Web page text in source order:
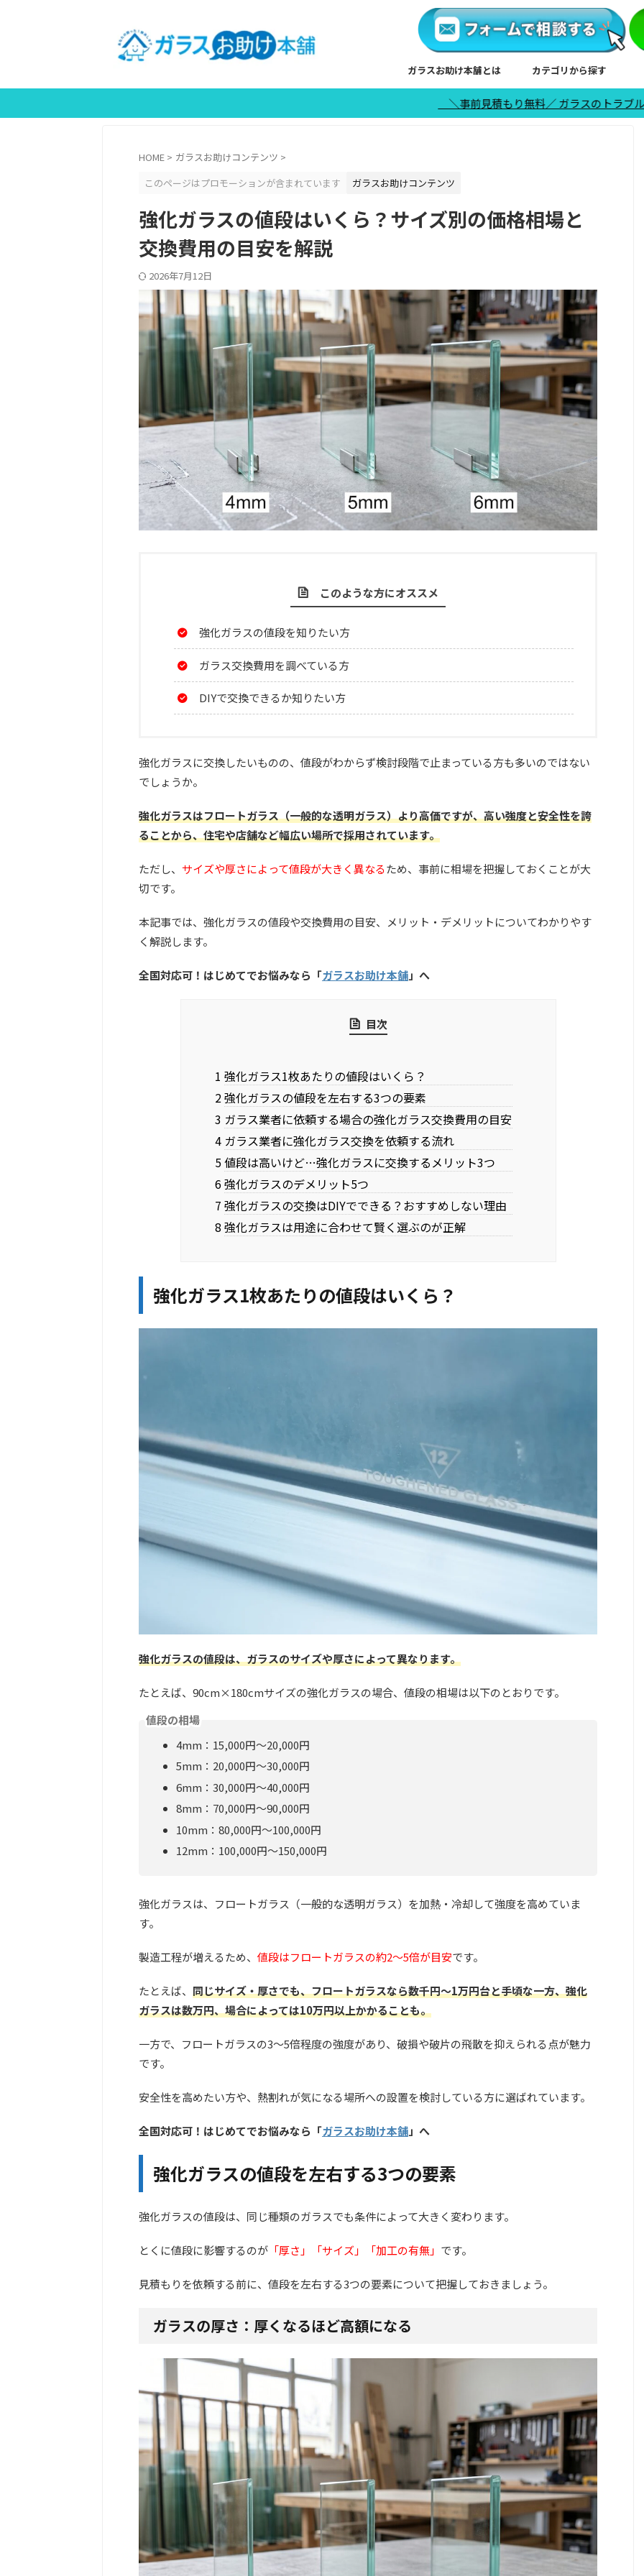
ガラスお助け本舗とは カテゴリから探す
＼事前見積もり無料／ ガラスのトラブルは日本全国対応
HOME > ガラスお助けコンテンツ >
このページはプロモーションが含まれています
ガラスお助けコンテンツ
強化ガラスの値段はいくら？サイズ別の価格相場と
交換費用の目安を解説
2026年7月12日
このような方にオススメ
強化ガラスの値段を知りたい方
ガラス交換費用を調べている方
DIYで交換できるか知りたい方
強化ガラスに交換したいものの、値段がわからず検討段階で止まっている方も多いのではない
でしょうか。
強化ガラスはフロートガラス（一般的な透明ガラス）より高価ですが、高い強度と安全性を誇
ることから、住宅や店舗など幅広い場所で採用されています。
ただし、 サイズや厚さによって値段が大きく異なるため、事前に相場を把握しておくことが大
切です。
本記事では、強化ガラスの値段や交換費用の目安、メリット・デメリットについてわかりやす
く解説します。
全国対応可！はじめてでお悩みなら「ガラスお助け本舗」へ
目次
1 強化ガラス1枚あたりの値段はいくら？
2 強化ガラスの値段を左右する3つの要素
3 ガラス業者に依頼する場合の強化ガラス交換費用の目安
4 ガラス業者に強化ガラス交換を依頼する流れ
5 値段は高いけど…強化ガラスに交換するメリット3つ
6 強化ガラスのデメリット5つ
7 強化ガラスの交換はDIYでできる？おすすめしない理由
8 強化ガラスは用途に合わせて賢く選ぶのが正解
強化ガラス1枚あたりの値段はいくら？
強化ガラスの値段は、ガラスのサイズや厚さによって異なります。
たとえば、90cm×180cmサイズの強化ガラスの場合、値段の相場は以下のとおりです。
値段の相場
4mm：15,000円～20,000円
5mm：20,000円～30,000円
6mm：30,000円～40,000円
8mm：70,000円～90,000円
10mm：80,000円～100,000円
12mm：100,000円～150,000円
強化ガラスは、フロートガラス（一般的な透明ガラス）を加熱・冷却して強度を高めていま
す。
製造工程が増えるため、 値段はフロートガラスの約2〜5倍が目安です。
たとえば、 同じサイズ・厚さでも、フロートガラスなら数千円〜1万円台と手頃な一方、強化
ガラスは数万円、場合によっては10万円以上かかることも。
一方で、フロートガラスの3〜5倍程度の強度があり、破損や破片の飛散を抑えられる点が魅力
です。
安全性を高めたい方や、熱割れが気になる場所への設置を検討している方に選ばれています。
全国対応可！はじめてでお悩みなら「ガラスお助け本舗」へ
強化ガラスの値段を左右する3つの要素
強化ガラスの値段は、同じ種類のガラスでも条件によって大きく変わります。
とくに値段に影響するのが 「厚さ」「サイズ」「加工の有無」 です。
見積もりを依頼する前に、値段を左右する3つの要素について把握しておきましょう。
ガラスの厚さ：厚くなるほど高額になる